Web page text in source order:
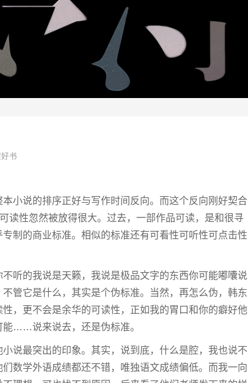
书
小说的排序正好与写作时间反向。而这个反向刚好契合
读性忽然被放得很大。过去，一部作品可读，是和很寻
制的商业标准。相似的标准还有可看性可听性可点击性
听的我说是天籁，我说是极品文字的东西你可能嘟囔说
管它是什么，其实是个伪标准。当然，再怎么伪，韩东
，更不会是余华的可读性，正如我的胃口和你的癖好他
能……说来说去，还是伪标准。
说最突出的印象。其实，说到底，什么是腔，我也说不
数学外语成绩都还不错，唯独语文成绩偏低。而我一向